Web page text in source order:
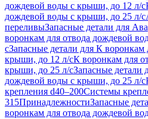
дождевой воды с крыши, до 12 л/с
дождевой воды с крыши, до 25 л/с
переливыЗапасные детали для
воронкам для отвода дождевой
сЗапасные детали для К
крыши, до 12 л/сК воронкам для
крыши, до 25 л/сЗапасные детали
дождевой воды с крыши, до 25 л/с
крепления d40–200Системы
315ПринадлежностиЗапасные
воронкам для отвода дождевой